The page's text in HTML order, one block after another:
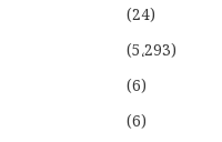
(24)
(5،293)
(6)
(6)